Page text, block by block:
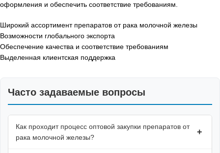
оформления и обеспечить соответствие требованиям.
Широкий ассортимент препаратов от рака молочной железы
Возможности глобального экспорта
Обеспечение качества и соответствие требованиям
Выделенная клиентская поддержка
Часто задаваемые вопросы
Как проходит процесс оптовой закупки препаратов от
рака молочной железы?
+